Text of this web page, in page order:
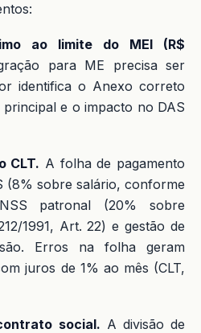
ao limite do MEI (R$
para ME precisa ser
identifica o Anexo correto
e o impacto no DAS
CLT. A folha de pagamento
(8% sobre salário, conforme
patronal (20% sobre
1991, Art. 22) e gestão de
Erros na folha geram
juros de 1% ao mês (CLT,
social. A divisão de